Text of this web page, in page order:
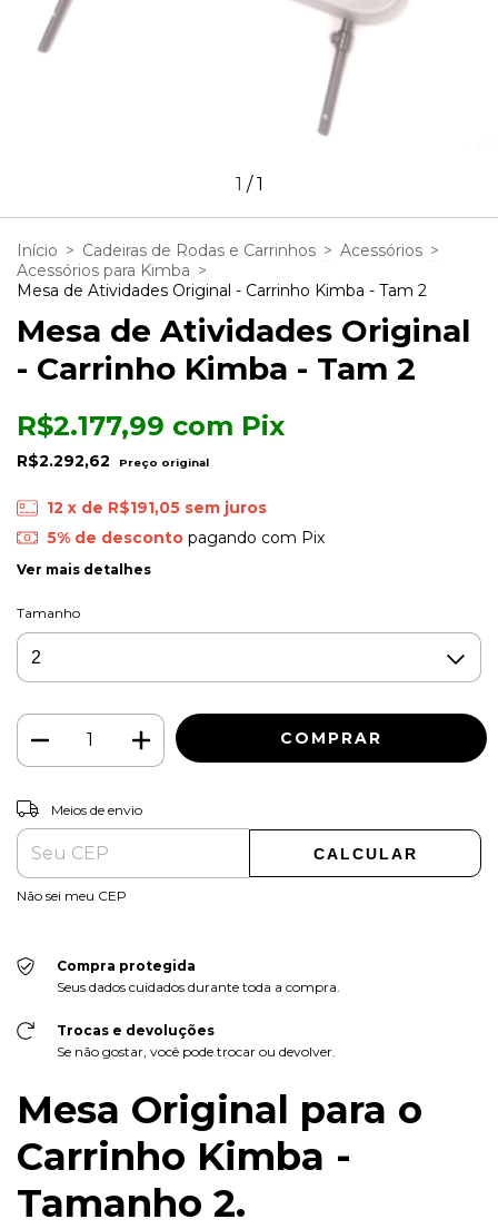
1 /1
Início > Cadeiras de Rodas e Carrinhos > Acessórios >
Acessórios para Kimba >
Mesa de Atividades Original - Carrinho Kimba - Tam 2
Mesa de Atividades Original
- Carrinho Kimba - Tam 2
R$2.292,62
R$2.177,99 com Pix
12 x de R$191,05 sem juros
5% de descontopagando com Pix
Ver mais detalhes
Tamanho
Entregas para o CEP:
Meios de envio
CALCULAR
Não sei meu CEP
Compra protegida
Seus dados cuidados durante toda a compra.
Trocas e devoluções
Se não gostar, você pode trocar ou devolver.
Mesa Original para o
Carrinho Kimba -
Tamanho 2.